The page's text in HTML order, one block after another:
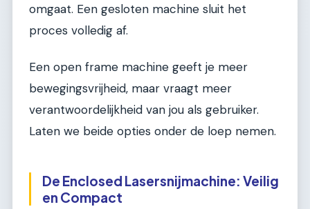
omgaat. Een gesloten machine sluit het
proces volledig af.
Een open frame machine geeft je meer
bewegingsvrijheid, maar vraagt meer
verantwoordelijkheid van jou als gebruiker.
Laten we beide opties onder de loep nemen.
De Enclosed Lasersnijmachine: Veilig
en Compact